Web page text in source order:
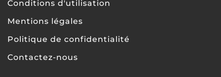
Conditions d'utilisation
Mentions légales
Politique de confidentialité
Contactez-nous